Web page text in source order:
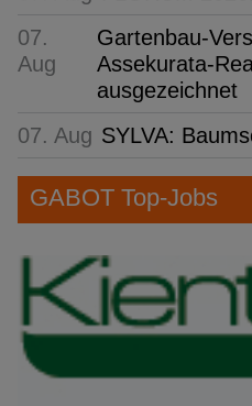
07.
Aug
Gartenbau-
Assekurata-
ausgezeichnet
07. Aug SYLVA:
GABOT Top-Jobs